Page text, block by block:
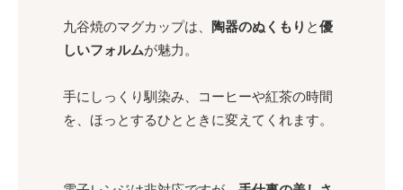
九谷焼のマグカップは、 陶器のぬくもり と優
しいフォルムが魅力。
手にしっくり馴染み、コーヒーや紅茶の時間
を、ほっとするひとときに変えてくれます。